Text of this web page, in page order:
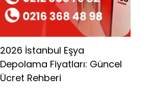
2026 İstanbul Eşya
Depolama Fiyatları: Güncel
Ücret Rehberi